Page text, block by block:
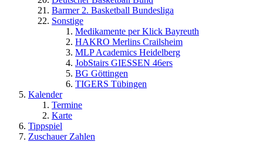
Barmer 2. Basketball Bundesliga
Sonstige
Medikamente per Klick Bayreuth
HAKRO Merlins Crailsheim
MLP Academics Heidelberg
JobStairs GIESSEN 46ers
BG Göttingen
TIGERS Tübingen
Kalender
Termine
Karte
Tippspiel
Zuschauer Zahlen